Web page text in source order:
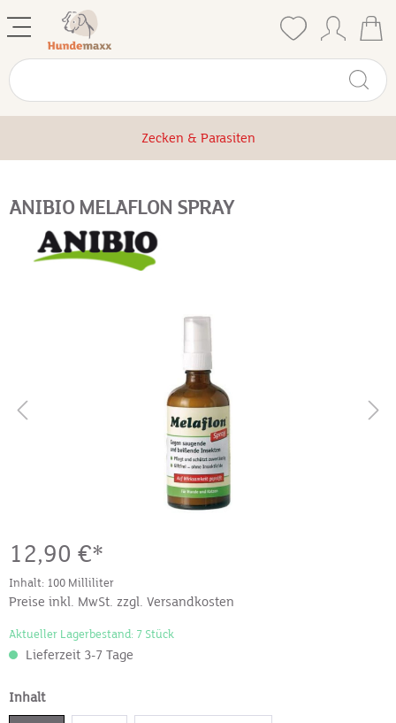
Zecken & Parasiten
ANIBIO MELAFLON SPRAY
12,90 €*
Inhalt: 100 Milliliter
Preise inkl. MwSt. zzgl. Versandkosten
Aktueller Lagerbestand: 7 Stück
Lieferzeit 3-7 Tage
Inhalt